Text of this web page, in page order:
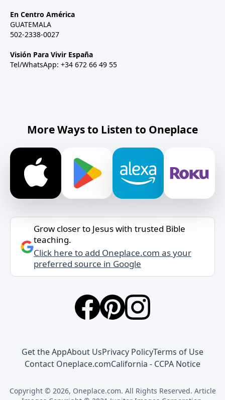
En Centro América
GUATEMALA
502-2338-0027
Visión Para Vivir España
Tel/WhatsApp: +34 672 66 49 55
More Ways to Listen to Oneplace
Grow closer to Jesus with trusted Bible
teaching.
Click here to add Oneplace.com as your
preferred source in Google
Get the AppAbout UsPrivacy PolicyTerms of Use
Contact Oneplace.comCalifornia - CCPA Notice
Copyright © 2026, Oneplace.com. All Rights Reserved. Article